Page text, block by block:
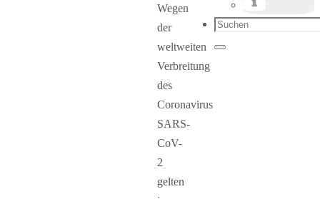
Wegen
der
weltweiten
Verbreitung
des
Coronavirus
SARS-
CoV-
2
gelten
Suchen
nach:
Suchen